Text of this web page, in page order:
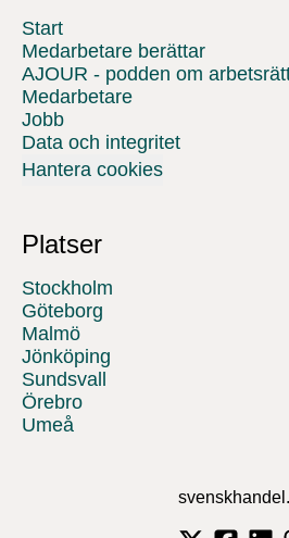
Start
Medarbetare berättar
AJOUR - podden om
Medarbetare
Jobb
Data och integritet
Hantera cookies
Platser
Stockholm
Göteborg
Malmö
Jönköping
Sundsvall
Örebro
Umeå